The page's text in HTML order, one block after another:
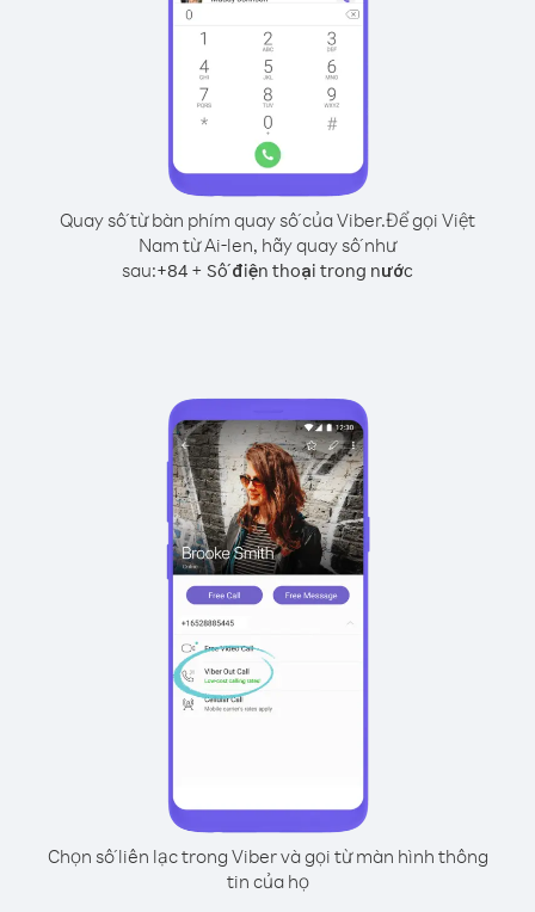
Quay số từ bàn phím quay số của Viber.Để gọi Việt
Nam từ Ai-len, hãy quay số như
sau:+84 + Số điện thoại trong nước
Chọn số liên lạc trong Viber và gọi từ màn hình thông
tin của họ